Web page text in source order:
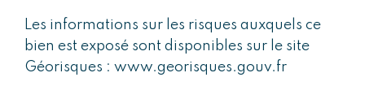
Les informations sur les risques auxquels ce
bien est exposé sont disponibles sur le site
Géorisques : www.georisques.gouv.fr